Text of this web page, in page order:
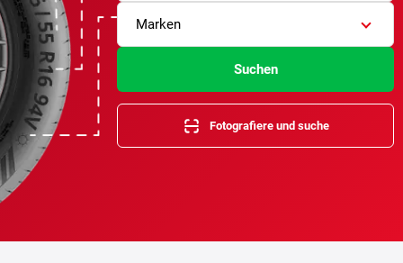
Marken
Suchen
Fotografiere und suche